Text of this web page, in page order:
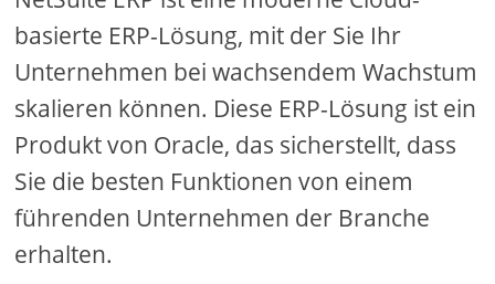
basierte ERP-Lösung, mit der Sie Ihr
Unternehmen bei wachsendem Wachstum
skalieren können. Diese ERP-Lösung ist ein
Produkt von Oracle, das sicherstellt, dass
Sie die besten Funktionen von einem
führenden Unternehmen der Branche
erhalten.